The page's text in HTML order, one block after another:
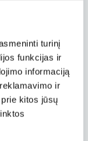
turinį
funkcijas ir
informaciją
ir
kitos jūsų
įsikūrusi ant
puiki miesto
buvo svarbi